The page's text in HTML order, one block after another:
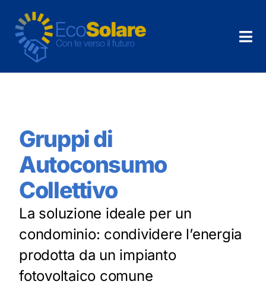
contenuto
Cosa Facciamo
Dicono di noi
Contatti
Gruppi di
Autoconsumo
Collettivo
La soluzione ideale per un
condominio: condividere l’energia
prodotta da un impianto
fotovoltaico comune